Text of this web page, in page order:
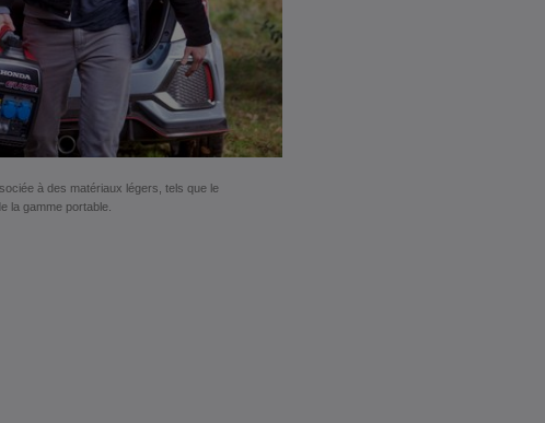
à des matériaux légers, tels que le
la gamme portable.